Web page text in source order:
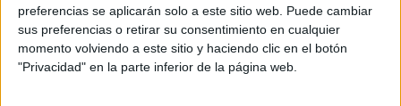
preferencias se aplicarán solo a este sitio web. Puede cambiar
sus preferencias o retirar su consentimiento en cualquier
momento volviendo a este sitio y haciendo clic en el botón
"Privacidad" en la parte inferior de la página web.
Detingut a Girona per masturbar-se
davant d’un grup de nens d’un casal
d’estiu